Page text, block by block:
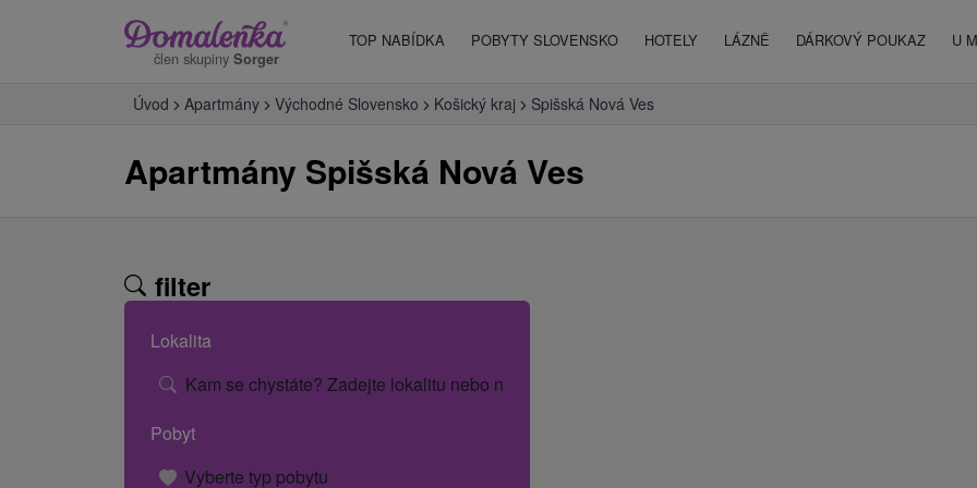
člen skupiny Sorger
TOP NABÍDKA POBYTY SLOVENSKO HOTELY LÁZNĚ DÁRKOVÝ POUKAZ U
Úvod Apartmány Východné Slovensko Košický kraj Spišská Nová Ves
Apartmány Spišská Nová Ves
filter
Lokalita
Kam se chystáte? Zadejte lokalitu nebo název hotelu.
Pobyt
Vyberte typ pobytu